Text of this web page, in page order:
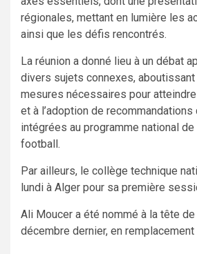
régionales, mettant en lumière les
ainsi que les défis rencontrés.
La réunion a donné lieu à un débat
divers sujets connexes,
mesures nécessaires pour
et à l’adoption de
intégrées au programme national
football.
Par ailleurs, le collège technique
lundi à Alger pour sa première
Ali Moucer a été nommé à la tête de
décembre dernier, en remplacement